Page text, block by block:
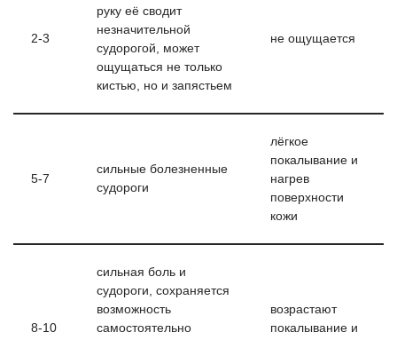
2-3
руку её сводит
незначительной
судорогой, может
ощущаться не только
кистью, но и запястьем
не ощущается
5-7
сильные болезненные
судороги
лёгкое
покалывание и
нагрев
поверхности
кожи
8-10
сильная боль и
судороги, сохраняется
возможность
самостоятельно
возрастают
покалывание и